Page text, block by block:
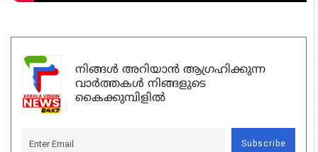
നിങ്ങൾ അറിയാൻ ആഗ്രഹിക്കുന്ന
വാർത്തകൾ നിങ്ങളുടെ
കൈക്കുമ്പിളിൽ
Subscribe